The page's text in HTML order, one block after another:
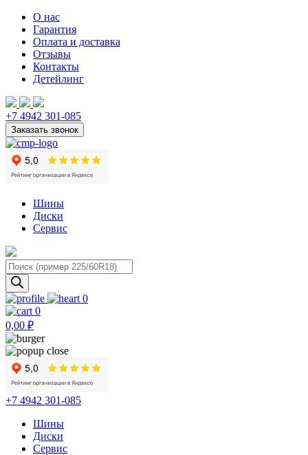
О нас
Гарантия
Оплата и доставка
Отзывы
Контакты
Детейлинг
+7 4942 301-085
Шины
Диски
Сервис
Поиск
товаров
0
0
0,00 ₽
+7 4942 301-085
Шины
Диски
Сервис